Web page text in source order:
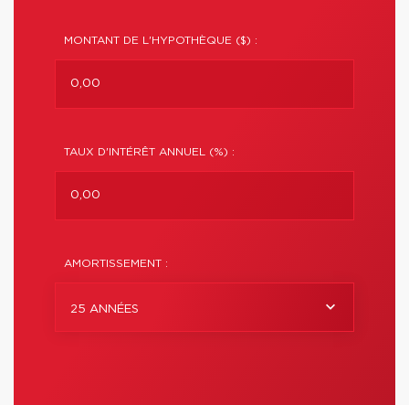
MONTANT DE L'HYPOTHÈQUE ($) :
TAUX D'INTÉRÊT ANNUEL (%) :
AMORTISSEMENT :
25 ANNÉES